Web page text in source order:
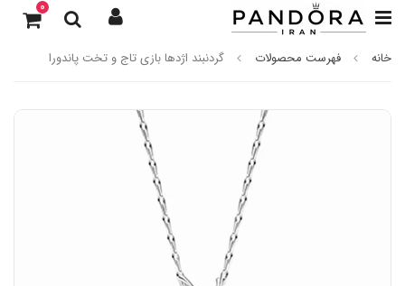
0
خانه فهرست محصولات گردنبند اژدها بازی تاج و تخت پاندورا